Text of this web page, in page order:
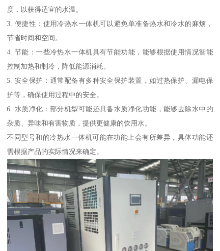
度，以获得适宜的水温。
3. 便捷性：使用冷热水一体机可以避免单准备热水和冷水的麻烦，
节省时间和空间。
4. 节能：一些冷热水一体机具有节能功能，能够根据使用情况智能
控制加热和制冷，降低能源消耗。
5. 安全保护：通常配备有多种安全保护装置，如过热保护、漏电保
护等，确保使用过程中的安全。
6. 水质净化：部分机型可能还具备水质净化功能，能够去除水中的
杂质、异味和有害物质，提供更健康的饮用水。
不同型号和的冷热水一体机可能在功能上会有所差异，具体功能还
需根据产品的实际情况来确定。